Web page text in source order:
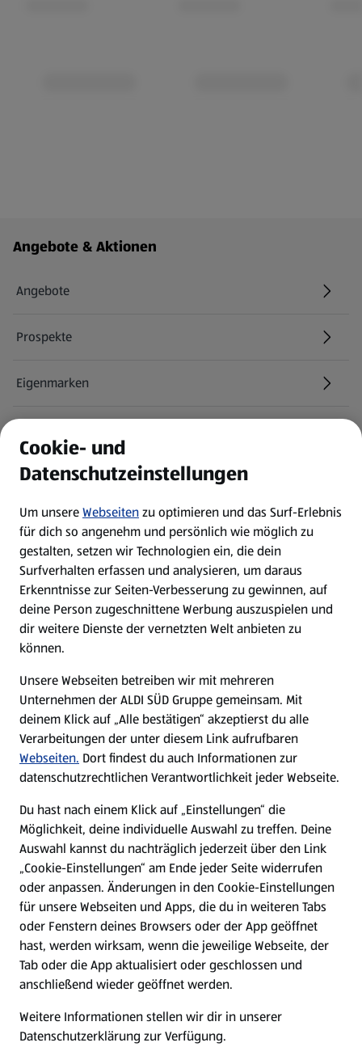
Fußzeilenmenü - weitere Links
Angebote & Aktionen
Angebote
Prospekte
Eigenmarken
Newsletter
WhatsApp
Über ALDI SÜD
Filialen
Nachhaltigkeit
Karriere
Presse
Hilfe & Kontakt
(öffnet in einem neuen Tab)
Unternehmen
Folge uns hier:
Cookie- und
Datenschutzeinstellungen
Um unsereWebseitenzu optimieren und das Surf-Erlebnis
für dich so angenehm und persönlich wie möglich zu
gestalten, setzen wir Technologien ein, die dein
Surfverhalten erfassen und analysieren, um daraus
Erkenntnisse zur Seiten-Verbesserung zu gewinnen, auf
deine Person zugeschnittene Werbung auszuspielen und
dir weitere Dienste der vernetzten Welt anbieten zu
können.
Unsere Webseiten betreiben wir mit mehreren
Unternehmen der ALDI SÜD Gruppe gemeinsam. Mit
deinem Klick auf „Alle bestätigen“ akzeptierst du alle
Verarbeitungen der unter diesem Link aufrufbaren
Webseiten. Dort findest du auch Informationen zur
datenschutzrechtlichen Verantwortlichkeit jeder Webseite.
Du hast nach einem Klick auf „Einstellungen“ die
Möglichkeit, deine individuelle Auswahl zu treffen. Deine
Auswahl kannst du nachträglich jederzeit über den Link
„Cookie-Einstellungen“ am Ende jeder Seite widerrufen
oder anpassen. Änderungen in den Cookie-Einstellungen
für unsere Webseiten und Apps, die du in weiteren Tabs
oder Fenstern deines Browsers oder der App geöffnet
hast, werden wirksam, wenn die jeweilige Webseite, der
Tab oder die App aktualisiert oder geschlossen und
anschließend wieder geöffnet werden.
Weitere Informationen stellen wir dir in unserer
Datenschutzerklärung zur Verfügung.